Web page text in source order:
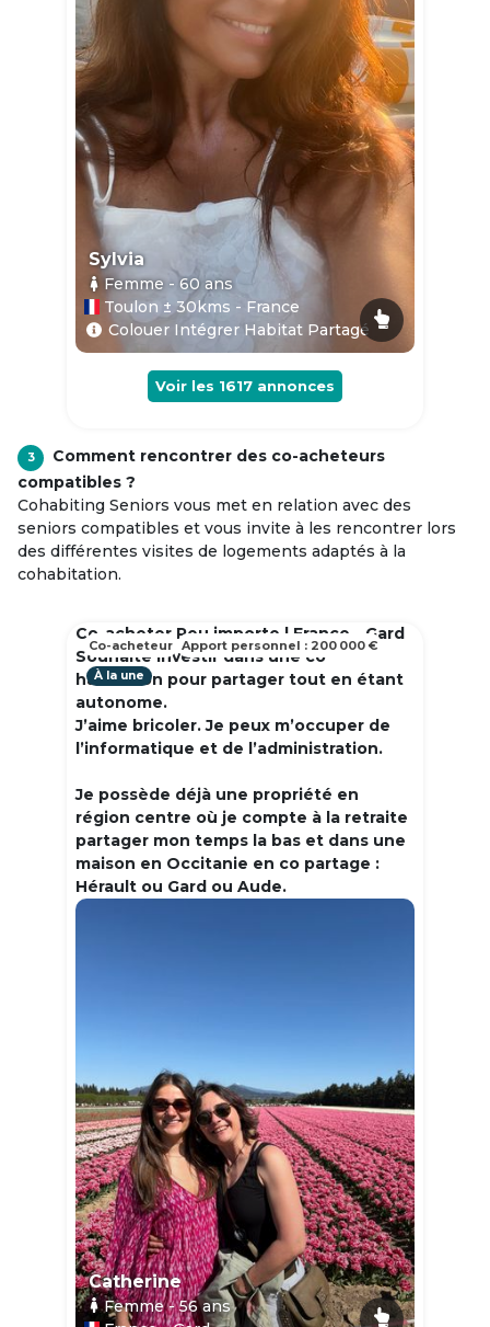
Sylvia
Femme - 60ans
Toulon ± 30kms - France
Colouer Intégrer Habitat Partagé
Voir les 1617 annonces
3
Comment rencontrer des co-acheteurs
compatibles ?
Cohabiting Seniors vous met en relation avec des
seniors compatibles et vous invite à les rencontrer lors
des différentes visites de logements adaptés à la
cohabitation.
Co-acheter Peu importe | France - Gard
Souhaite investir dans une co
habitation pour partager tout en étant
autonome.
J’aime bricoler. Je peux m’occuper de
l’informatique et de l’administration.
Je possède déjà une propriété en
région centre où je compte à la retraite
partager mon temps la bas et dans une
maison en Occitanie en co partage :
Hérault ou Gard ou Aude.
À la une
Catherine
Femme- 56ans
Co-acheteur Apport personnel : 200 000 €